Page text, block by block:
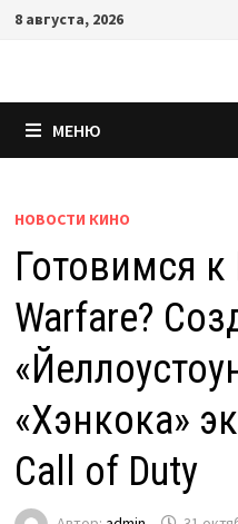
Перейти
8 августа, 2026
МЕНЮ
НОВОСТИ КИНО
Готовимся к
Warfare?
«Хэнкока»
Call of Duty